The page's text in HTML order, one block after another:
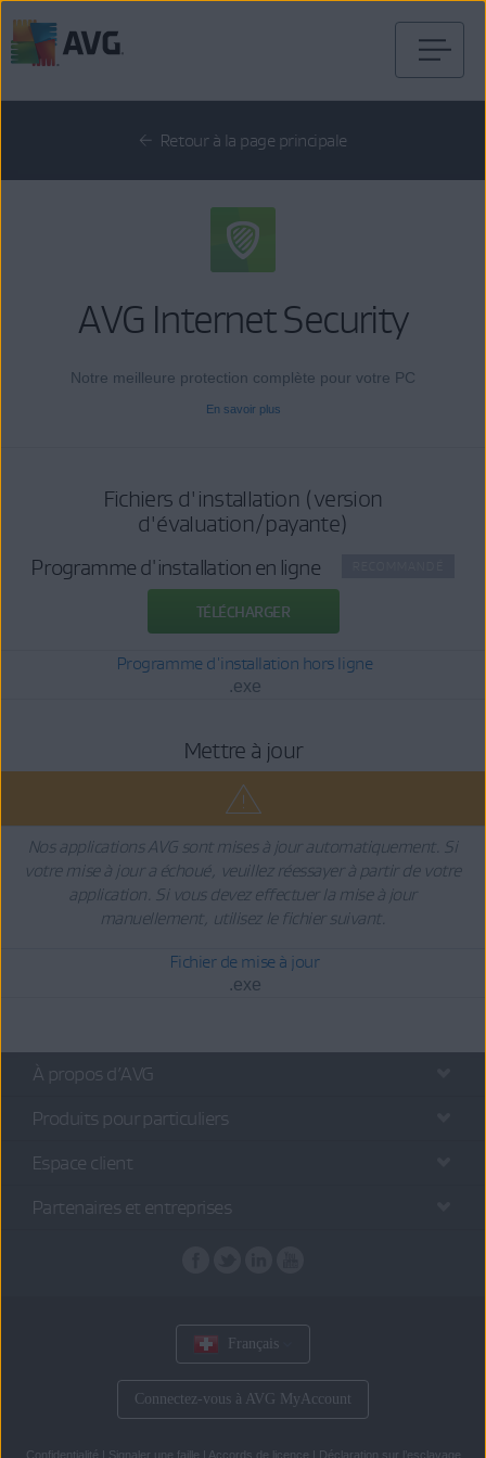
directement
Retour à la page principale
AVG Internet Security
Notre meilleure protection complète pour votre PC
En savoir plus
Fichiers d'installation (version
d'évaluation/payante)
Programme d'installation en ligne
TÉLÉCHARGER
Programme d'installation hors ligne
.exe
Mettre à jour
Nos applications AVG sont mises à jour automatiquement. Si
votre mise à jour a échoué, veuillez réessayer à partir de votre
application. Si vous devez effectuer la mise à jour
manuellement, utilisez le fichier suivant.
Fichier de mise à jour
.exe
À propos d’AVG
Produits pour particuliers
Espace client
Partenaires et entreprises
Français
Connectez-vous à AVG MyAccount
Confidentialité | Signaler une faille | Accords de licence | Déclaration sur l’esclavage